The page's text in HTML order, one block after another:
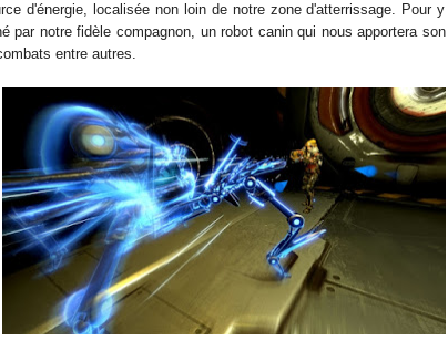
d'énergie, localisée non loin de notre zone d'atterrissage. Pour y
par notre fidèle compagnon, un robot canin qui nous apportera son
entre autres.